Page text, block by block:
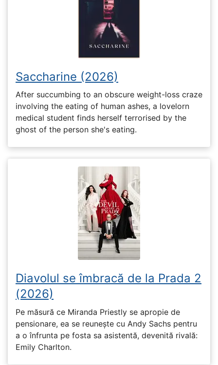
Saccharine (2026)
After succumbing to an obscure weight-loss craze
involving the eating of human ashes, a lovelorn
medical student finds herself terrorised by the
ghost of the person she's eating.
Diavolul se îmbracă de la Prada 2
(2026)
Pe măsură ce Miranda Priestly se apropie de
pensionare, ea se reunește cu Andy Sachs pentru
a o înfrunta pe fosta sa asistentă, devenită rivală:
Emily Charlton.